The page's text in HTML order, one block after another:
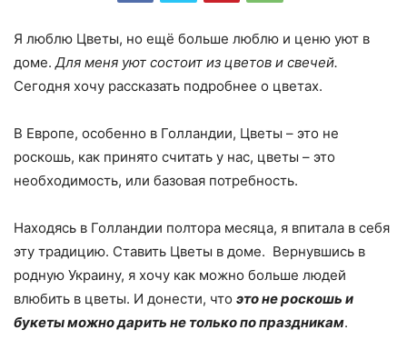
Я люблю Цветы, но ещё больше люблю и ценю уют в
доме.Для меня уют состоит из цветов и свечей.
Сегодня хочу рассказать подробнее о цветах.
В Европе, особенно в Голландии, Цветы – это не
роскошь, как принято считать у нас, цветы – это
необходимость, или базовая потребность.
Находясь в Голландии полтора месяца, я впитала в себя
эту традицию. Ставить Цветы в доме. Вернувшись в
родную Украину, я хочу как можно больше людей
влюбить в цветы. И донести, что это не роскошь и
букеты можно дарить не только по праздникам.